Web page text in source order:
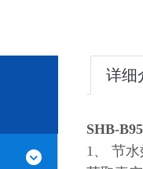
详细
SHB-
1、 节